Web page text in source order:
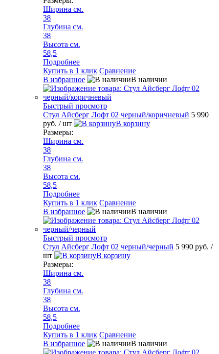
Ширина см.
38
Глубина см.
38
Высота см.
58,5
Подробнее
Купить в 1 клик Сравнение
В избранное
В наличии
Быстрый просмотр
Стул Айсберг Лофт 02 черный/коричневый 5 990
руб. / шт
В корзину
Размеры:
Ширина см.
38
Глубина см.
38
Высота см.
58,5
Подробнее
Купить в 1 клик Сравнение
В избранное
В наличии
Быстрый просмотр
Стул Айсберг Лофт 02 черный/черный 5 990 руб. /
шт
В корзину
Размеры:
Ширина см.
38
Глубина см.
38
Высота см.
58,5
Подробнее
Купить в 1 клик Сравнение
В избранное
В наличии